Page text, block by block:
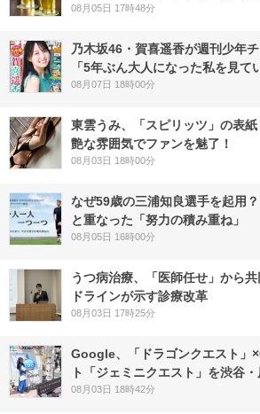
08月05日 17時48分
乃木坂46・賀喜遥香が週刊少年
「5年ぶん大人になった私を見て
08月07日 18時00分
東雲うみ、「スピリッツ」の表
艶な雰囲気でファンを魅了！
08月03日 18時00分
なぜ59歳の三浦知良選手を起用
と重なった「努力の積み重ね」
08月05日 16時00分
うつ病治療、「医師任せ」から
ドラインが示す診療改革
08月03日 17時25分
Google、「ドラゴンクエスト」
ト「ジェミニクエスト」を渋谷
08月03日 18時42分